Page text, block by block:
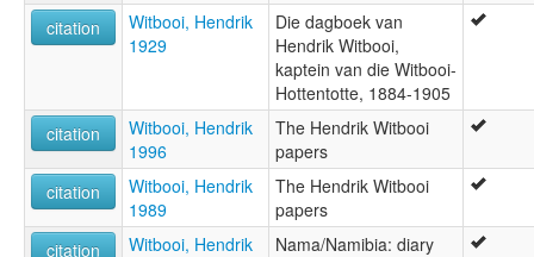
citation
Witbooi, Hendrik
1929
Die dagboek van
Hendrik Witbooi,
kaptein van die Witbooi-
Hottentotte, 1884-1905
citation
Witbooi, Hendrik
1996
The Hendrik Witbooi
papers
citation
Witbooi, Hendrik
1989
The Hendrik Witbooi
papers
citation
Witbooi, Hendrik
Nama/Namibia: diary